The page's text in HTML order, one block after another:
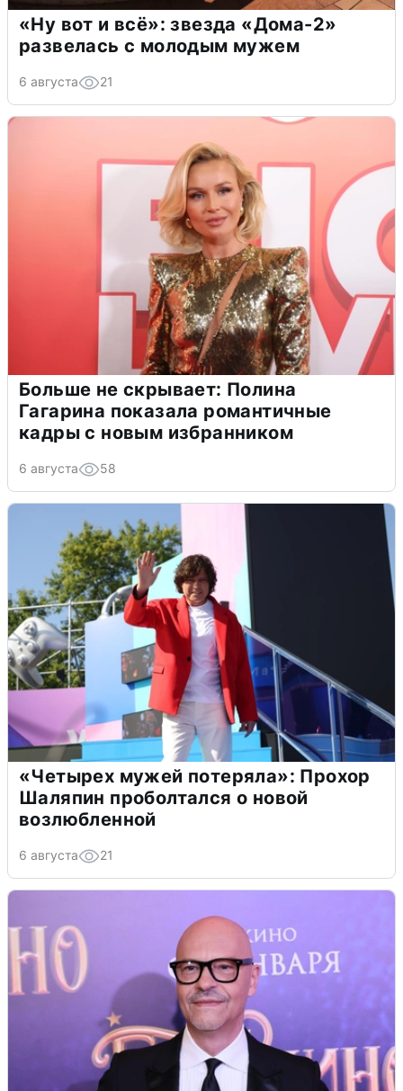
«Ну вот и всё»: звезда «Дома-2»
развелась с молодым мужем
6 августа 21
Больше не скрывает: Полина
Гагарина показала романтичные
кадры с новым избранником
6 августа 58
«Четырех мужей потеряла»: Прохор
Шаляпин проболтался о новой
возлюбленной
6 августа 21